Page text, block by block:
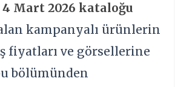
Mart 2026 kataloğu
kampanyalı ürünlerin
fiyatları ve görsellerine
bölümünden